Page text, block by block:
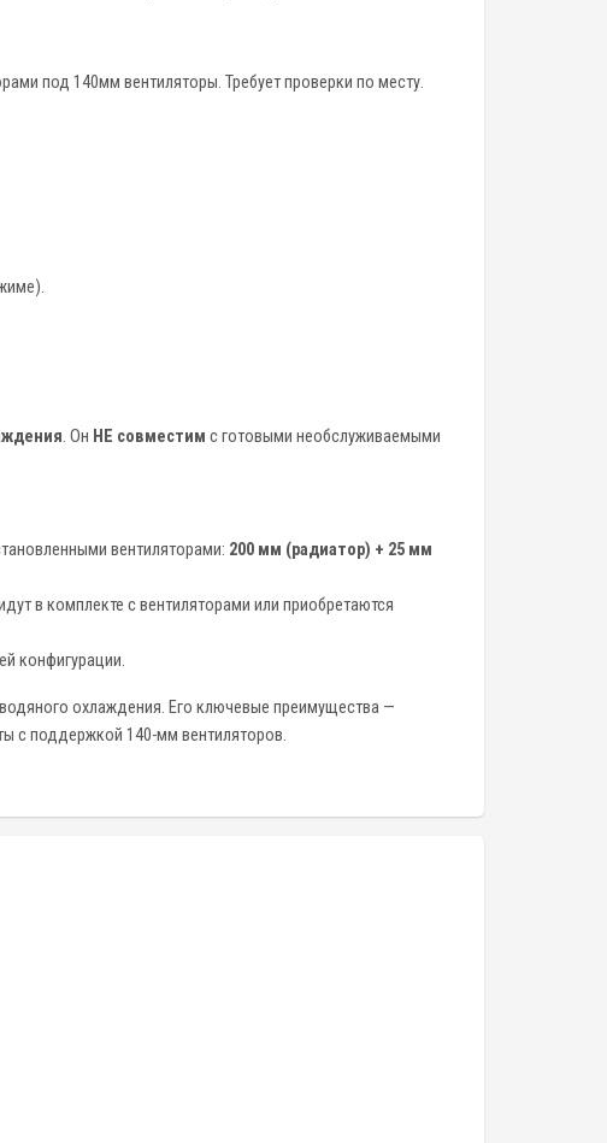
под 140мм вентиляторы. Требует проверки по месту.
. Он НЕ совместим с готовыми необслуживаемыми
вентиляторами: 200 мм (радиатор) + 25 мм
в комплекте с вентиляторами или приобретаются
конфигурации.
охлаждения. Его ключевые преимущества —
с поддержкой 140-мм вентиляторов.